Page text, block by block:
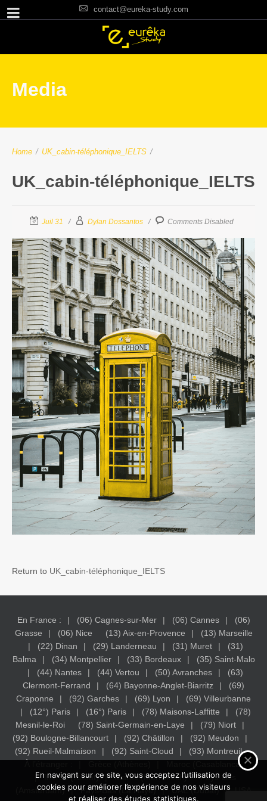
contact@eureka-study.com
Media
Home / UK_cabin-téléphonique_IELTS /
UK_cabin-téléphonique_IELTS
Juil 31 Dylan Dossantos Comments Disabled
Return to UK_cabin-téléphonique_IELTS
En France : (06) Cagnes-sur-Mer (06) Cannes
(06)
Grasse
(06) Nice (13) Aix-en-Provence
(13) Marseille
(22) Dinan
(29) Landerneau (31) Muret
(31)
Balma
(34) Montpellier (33) Bordeaux
(35) Saint-Malo
(44) Nantes
(44) Vertou (50) Avranches
(63)
Clermont-Ferrand
(64) Bayonne-Anglet-Biarritz
(69)
Craponne
(92) Garches (69) Lyon
(69) Villeurbanne
(12°) Paris
(16°) Paris (78) Maisons-Laffitte
(78)
Mesnil-le-Roi
(78) Saint-Germain-en-Laye
(79) Niort
(92) Boulogne-Billancourt
(92) Châtillon
(92) Meudon
(92) Rueil-Malmaison
(92) Saint-Cloud
(93) Montreuil
Maroc (Casablanca)
Maroc (Rabat)
Maroc (Marrakech)
Pays-Bas
(Amsterdam)
Pays-Bas (La Haye) UAE (Dubaï)
En navigant sur ce site, vous acceptez l’utilisation de
cookies pour améliorer l’expérience de nos visiteurs
et réaliser des études statistiques.